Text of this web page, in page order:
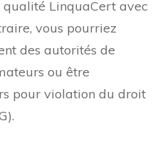
LinquaCert avec
vous pourriez
des autorités de
ou être
pour violation du droit